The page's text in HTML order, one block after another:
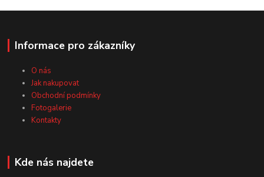
Informace pro zákazníky
O nás
Jak nakupovat
Obchodní podmínky
Fotogalerie
Kontakty
Kde nás najdete